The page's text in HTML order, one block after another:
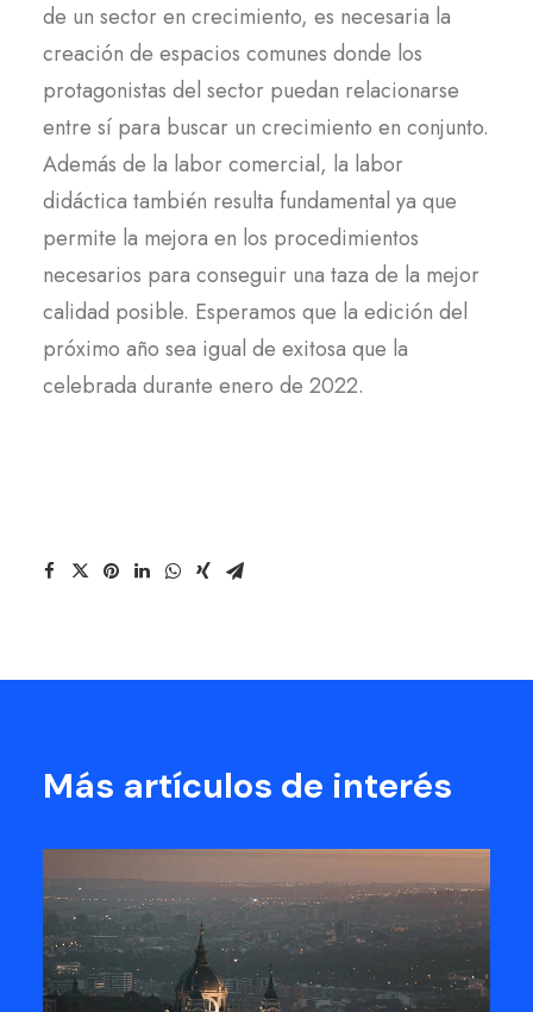
de un sector en crecimiento, es necesaria la
creación de espacios comunes donde los
protagonistas del sector puedan relacionarse
entre sí para buscar un crecimiento en conjunto.
Además de la labor comercial, la labor
didáctica también resulta fundamental ya que
permite la mejora en los procedimientos
necesarios para conseguir una taza de la mejor
calidad posible. Esperamos que la edición del
próximo año sea igual de exitosa que la
celebrada durante enero de 2022.
Más artículos de interés